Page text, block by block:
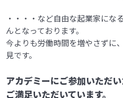
・・・・など自由な起業家にな
んとなっております。
今よりも労働時間を増やさずに
見です。
アカデミーにご参加いただ
ご満足いただいています。